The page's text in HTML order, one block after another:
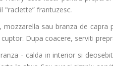
"raclette” frantuzesc.
mozzarella sau branza de
Dupa coacere, serviti
- calda in interior si